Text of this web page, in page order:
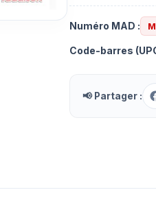
15A/125V
Numéro MAD :
Code-barres
📢 Partager :